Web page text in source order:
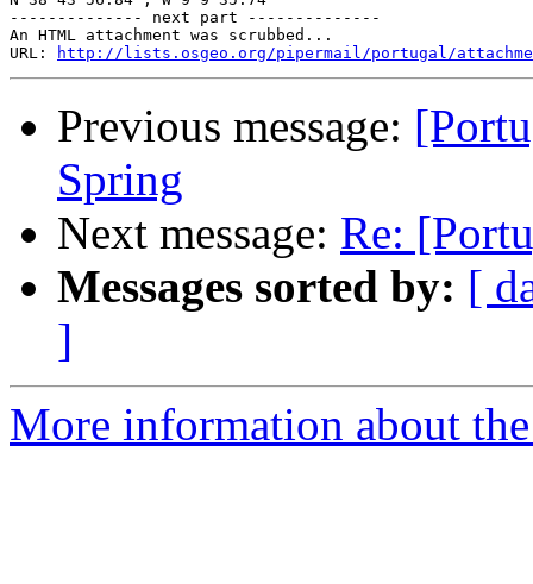
-------------- next part --------------
An HTML attachment was scrubbed...
URL:
http://lists.osgeo.org/pipermail/portugal/
Previous message:
Spring
Next message: Re:
Messages sorted by: [
]
More information about